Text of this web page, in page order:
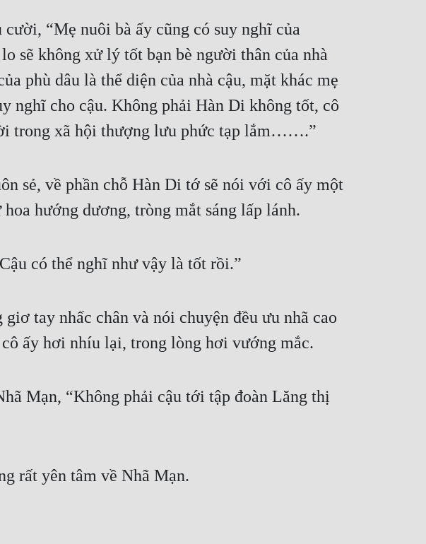
“Mẹ nuôi bà ấy cũng có suy nghĩ của
sẽ không xử lý tốt bạn bè người thân của nhà
phù dâu là thể diện của nhà cậu, mặt khác mẹ
nghĩ cho cậu. Không phải Hàn Di không tốt, cô
trong xã hội thượng lưu phức tạp lắm…….”
sẻ, về phần chỗ Hàn Di tớ sẽ nói với cô ấy một
hướng dương, tròng mắt sáng lấp lánh.
có thể nghĩ như vậy là tốt rồi.”
tay nhấc chân và nói chuyện đều ưu nhã cao
ấy hơi nhíu lại, trong lòng hơi vướng mắc.
Mạn, “Không phải cậu tới tập đoàn Lăng thị
rất yên tâm về Nhã Mạn.